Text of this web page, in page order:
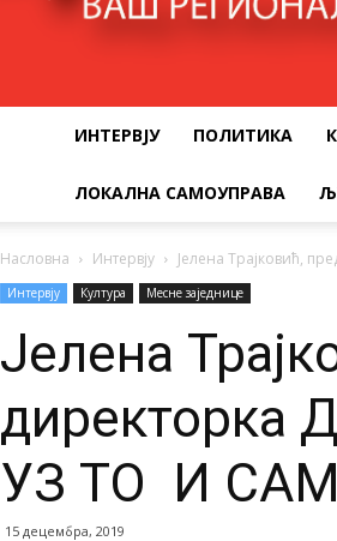
ИНТЕРВЈУ ПОЛИТИКА
ЛОКАЛНА САМОУПРАВА
Насловна Интервју Јелена Трајковић,
Интервју Култура Месне заједнице
Јелена
директорка
УЗ ТО И
15 децембра, 2019